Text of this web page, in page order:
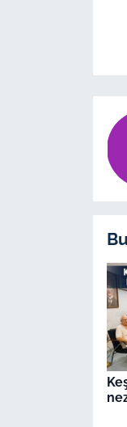
Bilim
English
Gündem-